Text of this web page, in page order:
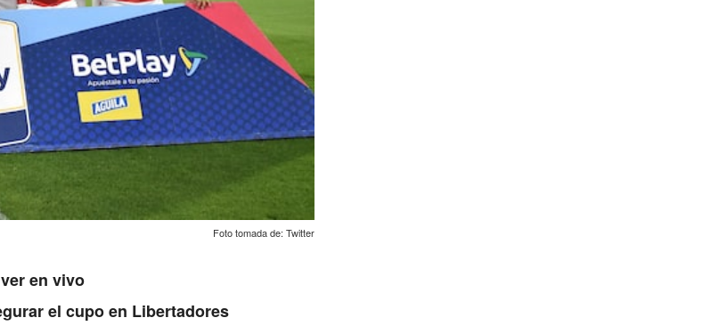
Foto tomada de: Twitter
en vivo
el cupo en Libertadores